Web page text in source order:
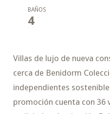
BAÑOS
4
Villas de lujo de nueva
cerca de Benidorm
independientes
promoción cuenta con 36